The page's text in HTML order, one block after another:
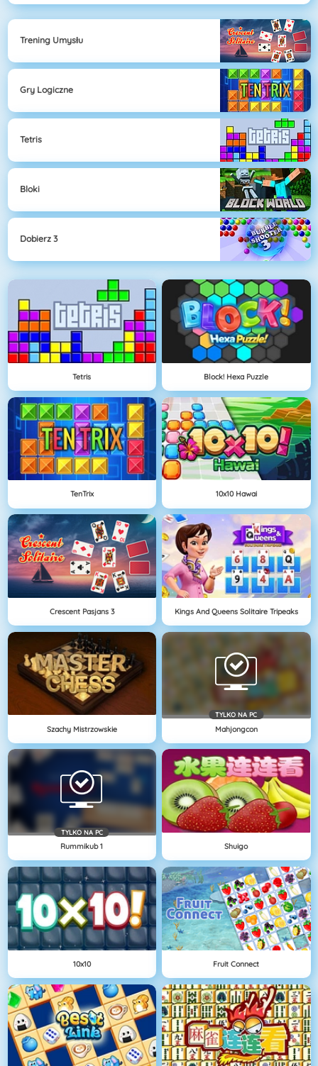
Trening Umysłu
Gry Logiczne
Tetris
Bloki
Dobierz 3
Tetris Block! Hexa Puzzle
TenTrix 10x10 Hawai
Crescent Pasjans 3 Kings And Queens Solitaire Tripeaks
Szachy Mistrzowskie
TYLKO NA PC
Mahjongcon
TYLKO NA PC
Rummikub 1 Shuigo
10x10 Fruit Connect